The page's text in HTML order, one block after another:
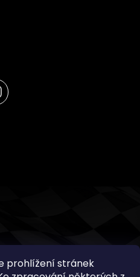
prohlížení stránek